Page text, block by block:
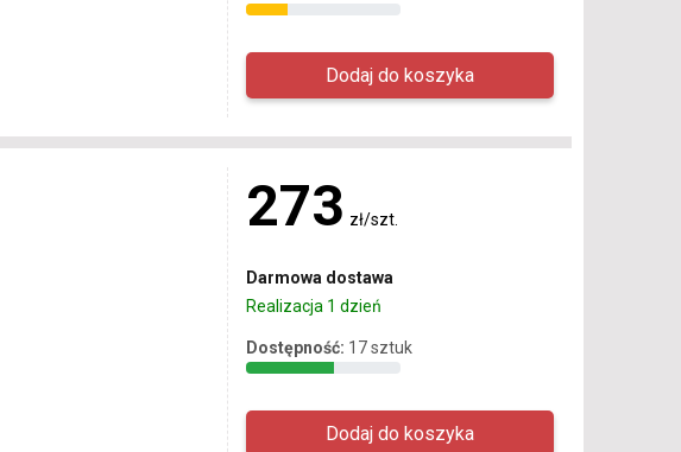
273 zł/szt.
Darmowa dostawa
Realizacja 1 dzień
Dostępność: 17 sztuk